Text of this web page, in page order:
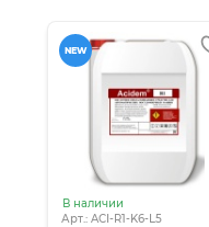
NEW
В наличии
Арт.: ACI-R1-K6-L5